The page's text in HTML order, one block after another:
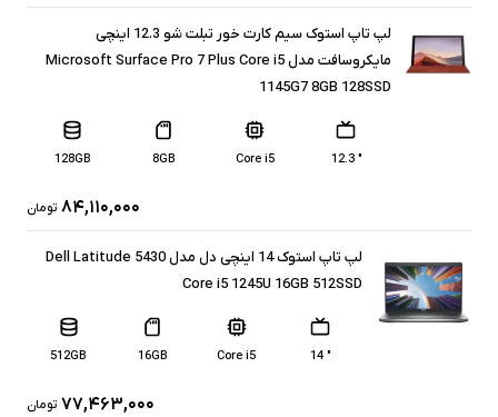
لپ تاپ استوک سیم کارت خور تبلت شو 12.3 اینچی
مایکروسافت مدل Microsoft Surface Pro 7 Plus Core i5
1145G7 8GB 128SSD
" 12.3
Core i5
8GB
128GB
۸۴,۱۱۰,۰۰۰ تومان
لپ تاپ استوک 14 اینچی دل مدل Dell Latitude 5430
Core i5 1245U 16GB 512SSD
" 14
Core i5
16GB
512GB
۷۷,۴۶۳,۰۰۰ تومان